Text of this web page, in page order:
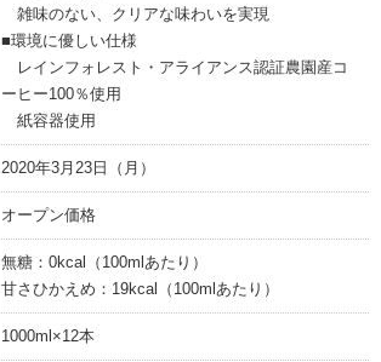
雑味のない、クリアな味わいを実現
■環境に優しい仕様
レインフォレスト・アライアンス認証農園産コ
ーヒー100％使用
紙容器使用
2020年3月23日（月）
オープン価格
無糖：0kcal（100mlあたり）
甘さひかえめ：19kcal（100mlあたり）
1000ml×12本